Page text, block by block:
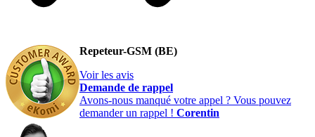
Repeteur-GSM (BE)
Voir les avis
Demande de rappel
Avons-nous manqué votre appel ? Vous pouvez
demander un rappel ! Corentin